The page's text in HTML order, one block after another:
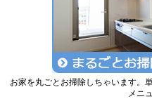
お家を丸ごとお掃除しちゃいます。
メニ